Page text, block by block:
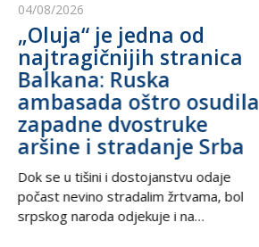
04/08/2026
„Oluja“ je jedna od
najtragičnijih stranica
Balkana: Ruska
ambasada oštro osudila
zapadne dvostruke
aršine i stradanje Srba
Dok se u tišini i dostojanstvu odaje
počast nevino stradalim žrtvama, bol
srpskog naroda odjekuje i na